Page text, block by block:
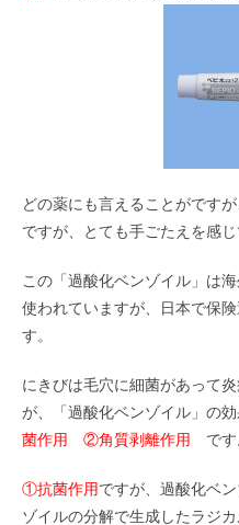
どの薬にも言えることがです
ですが、とても手ごたえを感
この「過酸化ベンゾイル」は
使われていますが、日本で保
す。
にきびは毛穴に細菌があって
が、「過酸化ベンゾイル」の
菌作用 ②角質剥離作用
です
①抗菌作用ですが、過酸化ベ
ゾイルの分解で生成したラジ